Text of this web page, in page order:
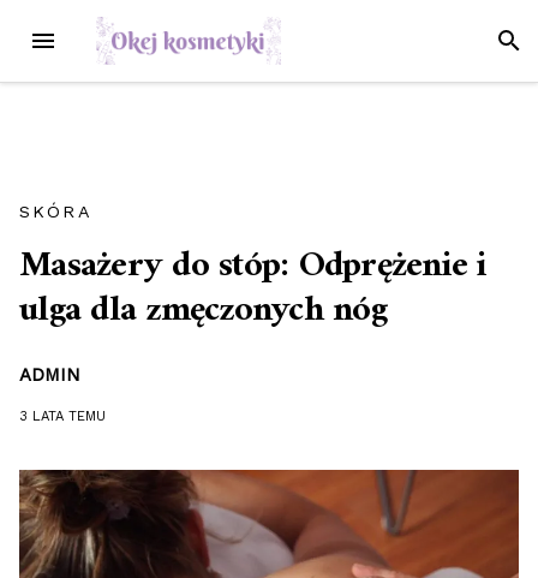
treści
MENU
SKÓRA
Masażery do stóp: Odprężenie i
ulga dla zmęczonych nóg
ADMIN
3 LATA TEMU